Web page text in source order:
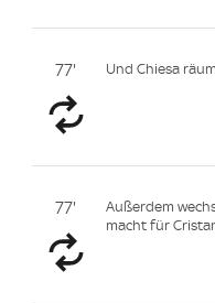
77' Und Chiesa
77'
Außerdem
macht für